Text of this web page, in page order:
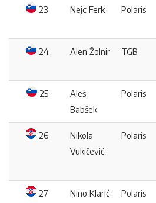
23 Nejc Ferk Polaris
24 Alen Žolnir TGB
25
Aleš
Babšek
Polaris
26
Nikola
Vukičević
Polaris
27 Nino Klarić Polaris